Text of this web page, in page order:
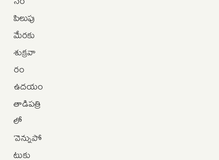
పిలుపు
మేరకు
శుక్రవా
రం
ఉదయం
తాడిపత్రి
లో
‘వెన్నుపో
టుకు